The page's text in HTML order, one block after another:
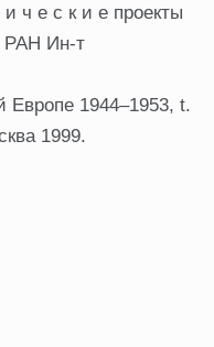
ч е с к и е проекты
РАН Ин-т
Европе 1944–1953, t.
1999.